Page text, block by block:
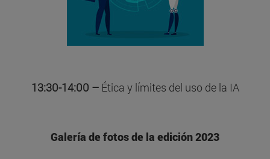
13:30-14:00 – Ética y límites del uso de la IA
Galería de fotos de la edición 2023